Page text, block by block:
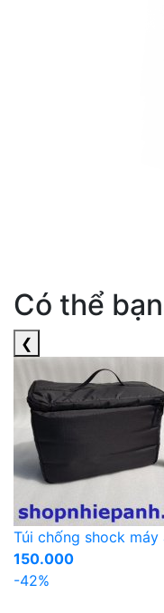
Có thể
❮
Túi chống shock máy
150.000
-42%